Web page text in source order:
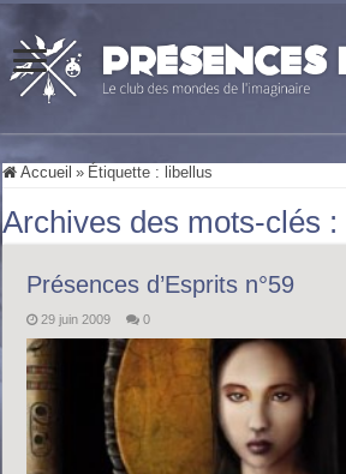
Accueil » Étiquette : libellus
Archives des mots-clés :
Présences d’Esprits n°59
29 juin 2009 0